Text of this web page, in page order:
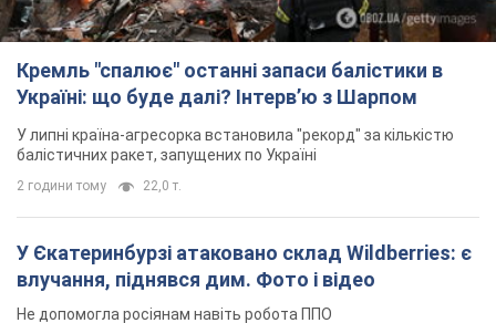
Кремль "спалює" останні запаси балістики в
Україні: що буде далі? Інтерв’ю з Шарпом
У липні країна-агресорка встановила "рекорд" за кількістю
балістичних ракет, запущених по Україні
2 години тому 22,0 т.
У Єкатеринбурзі атаковано склад Wildberries: є
влучання, піднявся дим. Фото і відео
Не допомогла росіянам навіть робота ППО